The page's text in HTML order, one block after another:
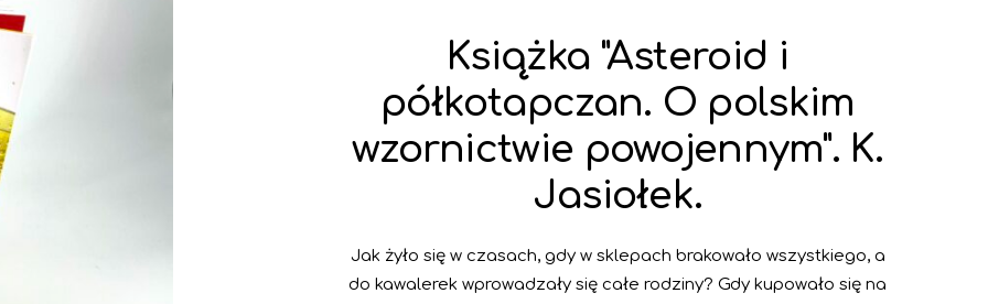
Książka "Asteroid i
półkotapczan. O polskim
wzornictwie powojennym". K.
Jasiołek.
Jak żyło się w czasach, gdy w sklepach brakowało wszystkiego, a
do kawalerek wprowadzały się całe rodziny? Gdy kupowało się na